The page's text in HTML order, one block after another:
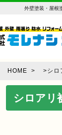
外壁塗装・屋根
HOME > >シロ
シロアリ